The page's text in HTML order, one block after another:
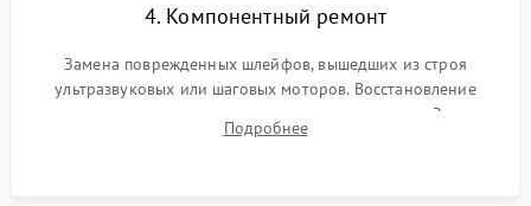
4. Компонентный ремонт
Замена поврежденных шлейфов, вышедших из строя
ультразвуковых или шаговых моторов. Восстановление
геометрии направляющих при заклинивании зума. Замена
неисправного блока диафрагмы, датчиков положения или
Подробнее